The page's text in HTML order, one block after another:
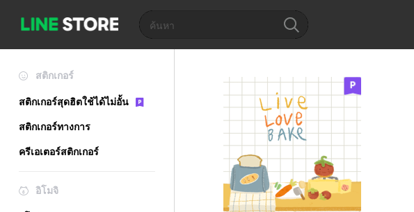
สติกเกอร์
สติกเกอร์สุดฮิตใช้ได้ไม่อั้น
สติกเกอร์ทางการ
ครีเอเตอร์สติกเกอร์
อิโมจิ